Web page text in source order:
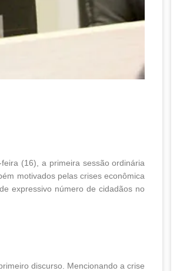
(16), a primeira sessão ordinária
motivados pelas crises econômica
expressivo número de cidadãos no
discurso. Mencionando a crise